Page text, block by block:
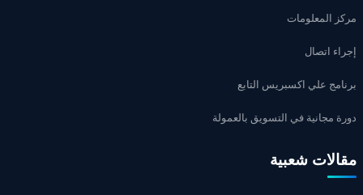
المعلومات
اتصال
علي اكسبريس التابع
مجانية في التسويق بالعمولة
شعبية